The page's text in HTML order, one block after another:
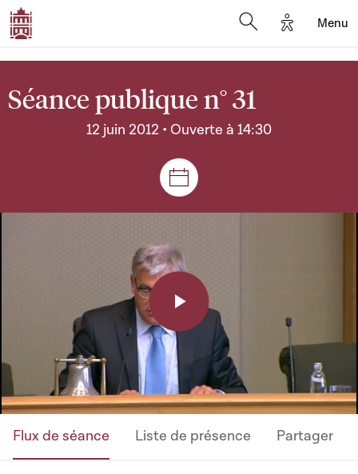
Options
Menu
Séance publique n° 31
12 juin 2012 • Ouverte à 14:30
Séances et réunions
Play
Video
Flux de séance Liste de présence Partager